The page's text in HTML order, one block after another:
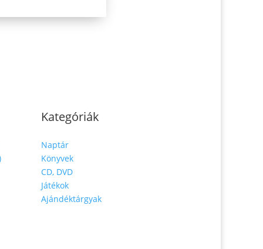
Kategóriák
Naptár
Könyvek
CD, DVD
Játékok
Ajándéktárgyak